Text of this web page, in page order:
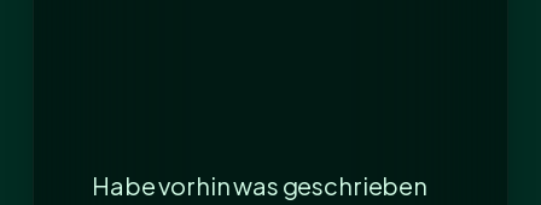
Habe vorhin was geschrieben